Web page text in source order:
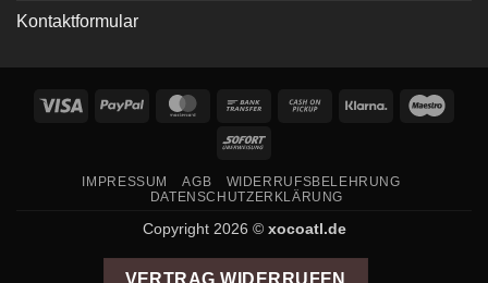
Kontaktformular
Visa PayPal MasterCardBank
Cash
Klarna
Sofort
IMPRESSUM AGB
WIDERRUFSBELEHRUNG
DATENSCHUTZERKLÄRUNG
Copyright 2026 © xocoatl.de
VERTRAG WIDERRUFEN